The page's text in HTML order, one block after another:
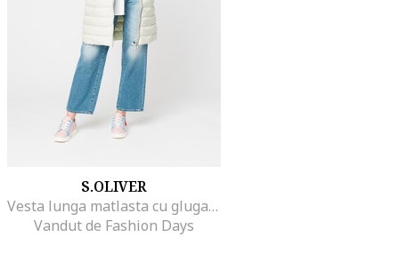
S.OLIVER
Vesta lunga matlasta cu gluga, Verde pal
Vandut de Fashion Days